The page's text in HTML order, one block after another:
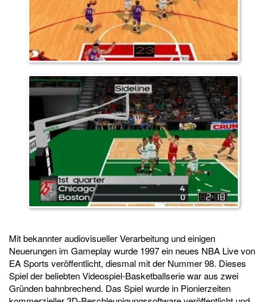
Mit bekannter audiovisueller Verarbeitung und einigen
Neuerungen im Gameplay wurde 1997 ein neues NBA Live von
EA Sports veröffentlicht, diesmal mit der Nummer 98. Dieses
Spiel der beliebten Videospiel-Basketballserie war aus zwei
Gründen bahnbrechend. Das Spiel wurde in Pionierzeiten